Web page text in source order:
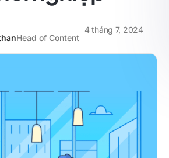
Head of Content
4 tháng 7, 2024